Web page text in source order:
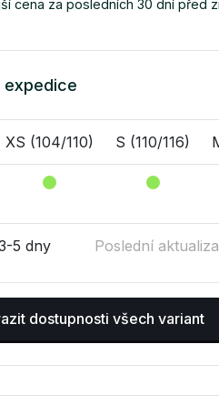
cena za posledních 30 dní před
expedice
XS (104/110) S (110/116)
5 dny Poslední
dostupnosti všech variant